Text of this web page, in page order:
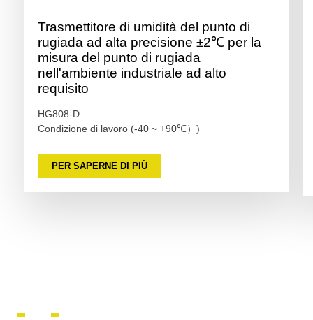
Trasmettitore di umidità del punto di
rugiada ad alta precisione ±2℃ per la
misura del punto di rugiada
nell'ambiente industriale ad alto
requisito
HG808-D
Condizione di lavoro (-40 ~ +90℃）)
PER SAPERNE DI PIÙ